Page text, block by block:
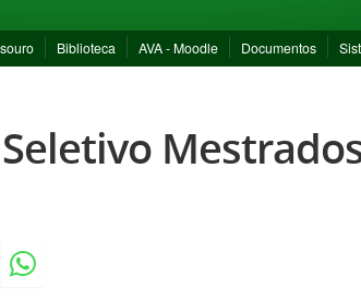
Biblioteca AVA - Moodle Documentos